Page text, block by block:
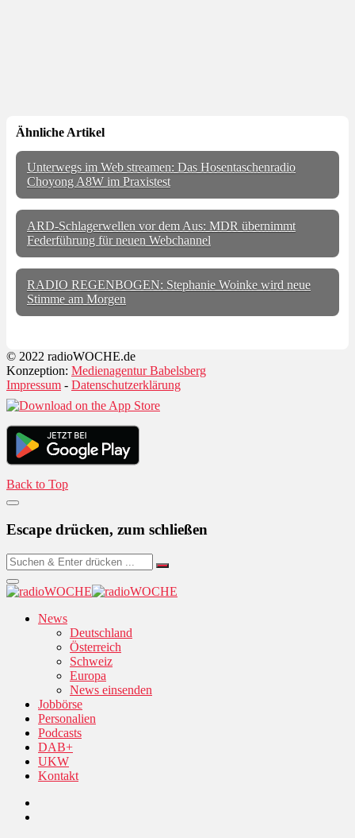
Ähnliche Artikel
Unterwegs im Web streamen: Das Hosentaschenradio
Choyong A8W im Praxistest
ARD-Schlagerwellen vor dem Aus: MDR übernimmt
Federführung für neuen Webchannel
RADIO REGENBOGEN: Stephanie Woinke wird neue
Stimme am Morgen
© 2022 radioWOCHE.de
Konzeption: Medienagentur Babelsberg
Impressum - Datenschutzerklärung
Back to Top
Escape drücken, zum schließen
News
Deutschland
Österreich
Schweiz
Europa
News einsenden
Jobbörse
Personalien
Podcasts
DAB+
UKW
Kontakt